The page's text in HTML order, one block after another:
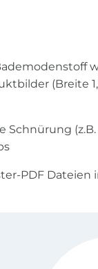
(Breite
Schnürung
PDF Dateien